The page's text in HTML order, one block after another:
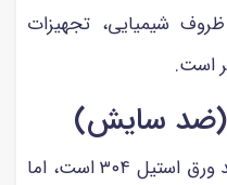
شیمیایی، تجهیزات
است.
ورق استیل ۳۲۱ مانند ورق استیل ۳۰۴ است، اما